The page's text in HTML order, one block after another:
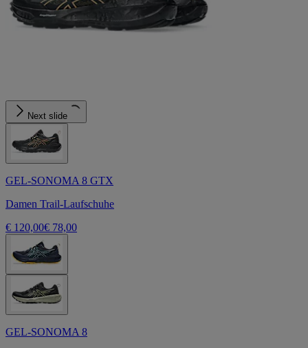
Next slide
GEL-SONOMA 8 GTX
Damen Trail-Laufschuhe
€ 120,00€ 78,00
GEL-SONOMA 8